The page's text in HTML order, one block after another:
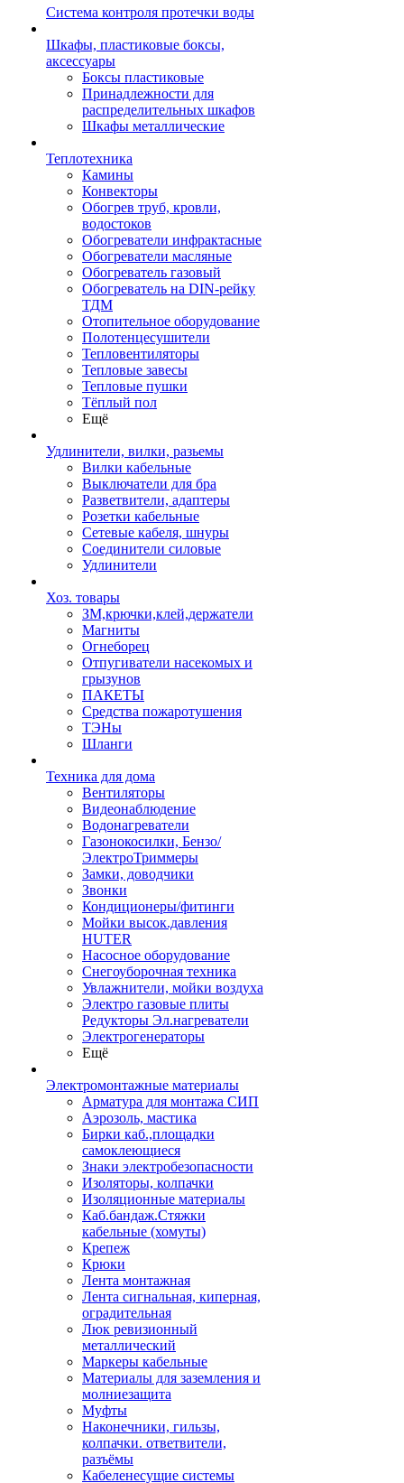
Система контроля протечки воды
Шкафы, пластиковые боксы,
аксессуары
Боксы пластиковые
Принадлежности для
распределительных шкафов
Шкафы металлические
Теплотехника
Камины
Конвекторы
Обогрев труб, кровли,
водостоков
Обогреватели инфрактасные
Обогреватели масляные
Обогреватель газовый
Обогреватель на DIN-рейку
ТДМ
Отопительное оборудование
Полотенцесушители
Тепловентиляторы
Тепловые завесы
Тепловые пушки
Тёплый пол
Ещё
Удлинители, вилки, разьемы
Вилки кабельные
Выключатели для бра
Разветвители, адаптеры
Розетки кабельные
Сетевые кабеля, шнуры
Соединители силовые
Удлинители
Хоз. товары
ЗМ,крючки,клей,держатели
Магниты
Огнеборец
Отпугиватели насекомых и
грызунов
ПАКЕТЫ
Средства пожаротушения
ТЭНы
Шланги
Техника для дома
Вентиляторы
Видеонаблюдение
Водонагреватели
Газонокосилки, Бензо/
ЭлектроТриммеры
Замки, доводчики
Звонки
Кондиционеры/фитинги
Мойки высок.давления
HUTER
Насосное оборудование
Снегоуборочная техника
Увлажнители, мойки воздуха
Электро газовые плиты
Редукторы Эл.нагреватели
Электрогенераторы
Ещё
Электромонтажные материалы
Арматура для монтажа СИП
Аэрозоль, мастика
Бирки каб.,площадки
самоклеющиеся
Знаки электробезопасности
Изоляторы, колпачки
Изоляционные материалы
Каб.бандаж.Стяжки
кабельные (хомуты)
Крепеж
Крюки
Лента монтажная
Лента сигнальная, киперная,
оградительная
Люк ревизионный
металлический
Маркеры кабельные
Материалы для заземления и
молниезащита
Муфты
Наконечники, гильзы,
колпачки. ответвители,
разъёмы
Кабеленесущие системы